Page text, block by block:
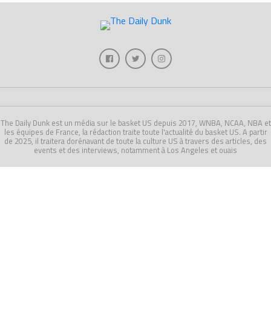
The Daily Dunk est un média sur le basket US depuis 2017, WNBA, NCAA, NBA et
les équipes de France, la rédaction traite toute l'actualité du basket US. A partir
de 2025, il traitera dorénavant de toute la culture US à travers des articles, des
events et des interviews, notamment à Los Angeles et ouais